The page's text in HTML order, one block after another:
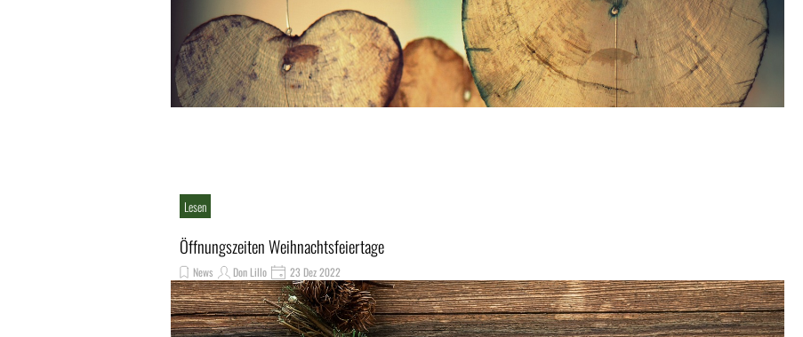
Lesen
Öffnungszeiten Weihnachtsfeiertage
News Don Lillo 23 Dez 2022